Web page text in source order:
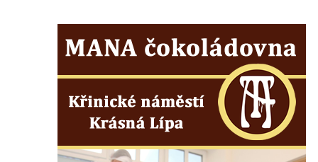
okraji Liběšic
Kostel svatého Martina v Kozlech